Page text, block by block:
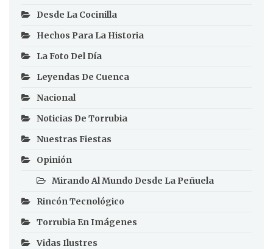
Desde La Cocinilla
Hechos Para La Historia
La Foto Del Día
Leyendas De Cuenca
Nacional
Noticias De Torrubia
Nuestras Fiestas
Opinión
Mirando Al Mundo Desde La Peñuela
Rincón Tecnológico
Torrubia En Imágenes
Vidas Ilustres